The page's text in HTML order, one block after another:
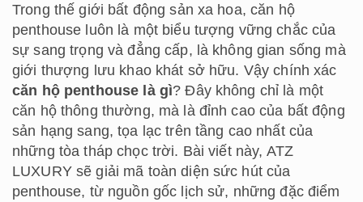
Trong thế giới bất động sản xa hoa, căn hộ
penthouse luôn là một biểu tượng vững chắc của
sự sang trọng và đẳng cấp, là không gian sống mà
giới thượng lưu khao khát sở hữu. Vậy chính xác
căn hộ penthouse là gì? Đây không chỉ là một
căn hộ thông thường, mà là đỉnh cao của bất động
sản hạng sang, tọa lạc trên tầng cao nhất của
những tòa tháp chọc trời. Bài viết này, ATZ
LUXURY sẽ giải mã toàn diện sức hút của
penthouse, từ nguồn gốc lịch sử, những đặc điểm